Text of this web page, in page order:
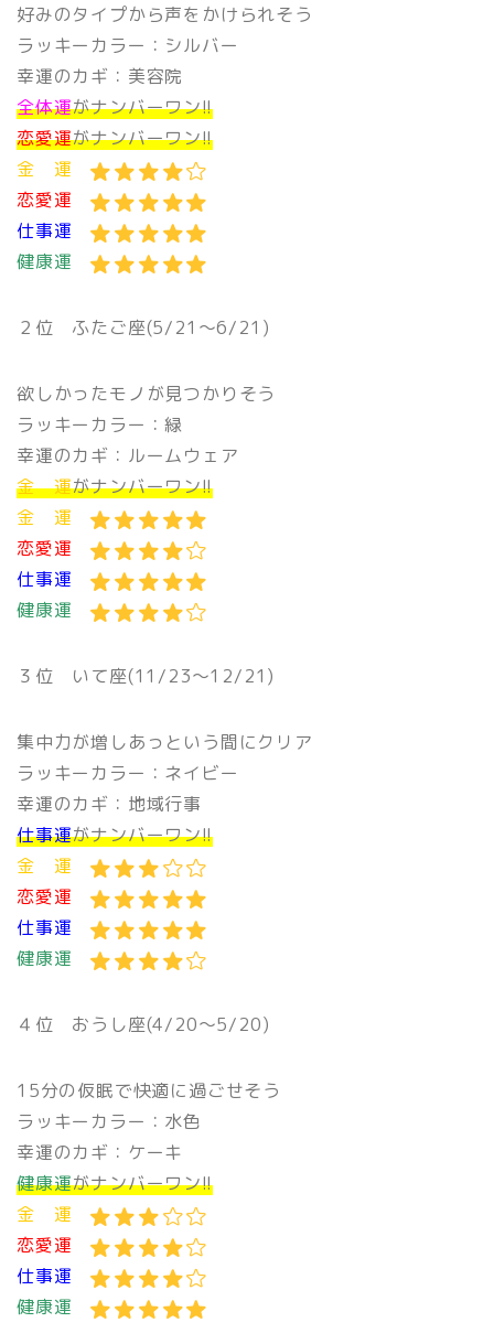
好みのタイプから声をかけられそう
ラッキーカラー：シルバー
幸運のカギ：美容院
全体運がナンバーワン!!
恋愛運がナンバーワン!!
金 運
恋愛運
仕事運
健康運
２位 ふたご座(5/21〜6/21)
欲しかったモノが見つかりそう
ラッキーカラー：緑
幸運のカギ：ルームウェア
金 運がナンバーワン!!
金 運
恋愛運
仕事運
健康運
３位 いて座(11/23〜12/21)
集中力が増しあっという間にクリア
ラッキーカラー：ネイビー
幸運のカギ：地域行事
仕事運がナンバーワン!!
金 運
恋愛運
仕事運
健康運
４位 おうし座(4/20〜5/20)
15分の仮眠で快適に過ごせそう
ラッキーカラー：水色
幸運のカギ：ケーキ
健康運がナンバーワン!!
金 運
恋愛運
仕事運
健康運